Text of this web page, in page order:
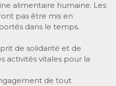
alimentaire humaine. Les
pas être mis en
dans le temps.
de solidarité et de
activités vitales pour la
de tout